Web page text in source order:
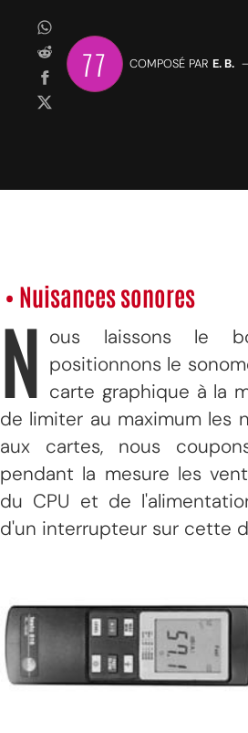
77 COMPOSÉ PAR E. B.
• Nuisances sonores
N ous laissons le
positionnons le
carte graphique à la
de limiter au maximum les
aux cartes, nous
pendant la mesure les
du CPU et de
d'un interrupteur sur cette